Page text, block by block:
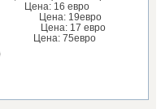
16 евро
Цена: 19евро
Цена: 17 евро
Цена: 75евро